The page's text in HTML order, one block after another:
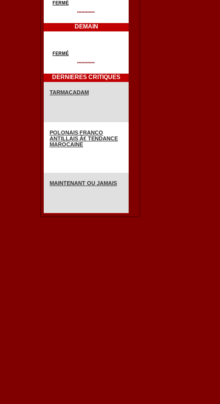
FERMÉ
************
DEMAIN
FERMÉ
************
DERNIERES CRITIQUES
TARMACADAM
POLONAIS FRANCO
ANTILLAIS Ã€ TENDANCE
MAROCAINE
MAINTENANT OU JAMAIS